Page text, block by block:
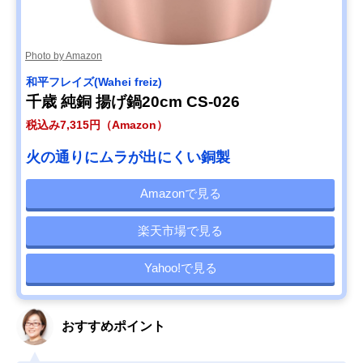
Photo by Amazon
和平フレイズ(Wahei freiz)
千歳 純銅 揚げ鍋20cm CS-026
税込み7,315円（Amazon）
火の通りにムラが出にくい銅製
Amazonで見る
楽天市場で見る
Yahoo!で見る
おすすめポイント